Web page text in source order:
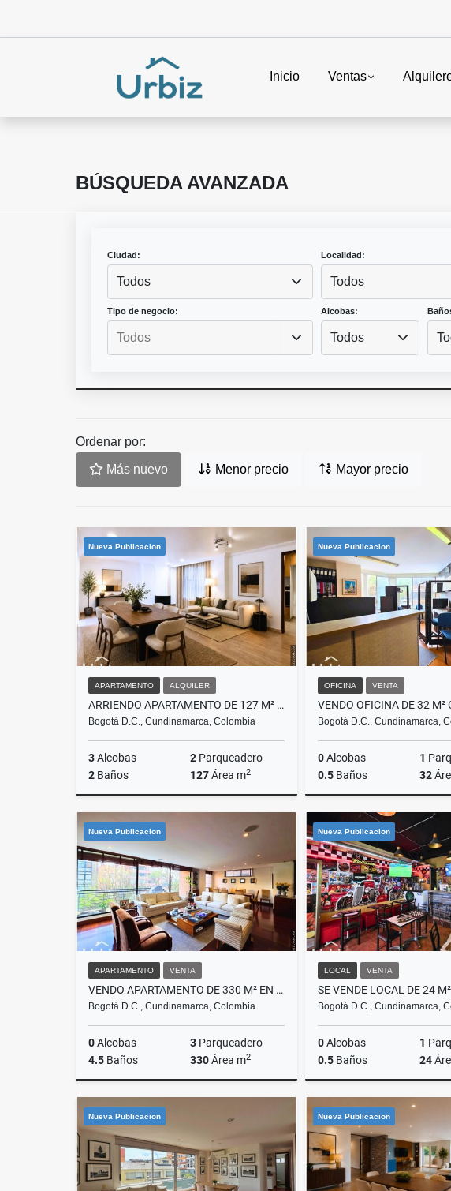
Inicio Ventas
BÚSQUEDA AVANZADA
Ciudad:
Todos
Localidad:
Todos
Tipo de negocio: Alcobas:
Todos
Ordenar por:
Más nuevo Menor precio Mayor precio
Nueva Publicacion
APARTAMENTO ALQUILER
ARRIENDO APARTAMENTO DE 127 M² EN EL RINCÓN DEL CHICÓ
Bogotá D.C., Cundinamarca, Colombia
3Alcobas 2 Parqueadero
2 Baños 127Área m2
$6.200.000
Nueva Publicacion
OFICINA VENTA
Bogotá D.C., Cundinamarca,
0Alcobas 1
0.5Baños 32
Nueva Publicacion
APARTAMENTO VENTA
VENDO APARTAMENTO DE 330 M² EN LA CABRERA
Bogotá D.C., Cundinamarca, Colombia
0Alcobas 3 Parqueadero
4.5 Baños 330Área m2
$2.950.000.000
Nueva Publicacion
LOCAL VENTA
Bogotá D.C., Cundinamarca,
0Alcobas 1
0.5Baños 24
Nueva Publicacion Nueva Publicacion